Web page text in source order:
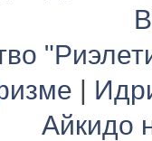
|
Айкидо